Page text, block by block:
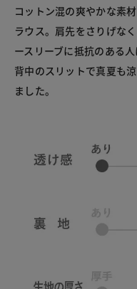
コットン混の爽やかな素
ラウス。肩先をさりげな
ースリーブに抵抗のある
背中のスリットで真夏も
ました。